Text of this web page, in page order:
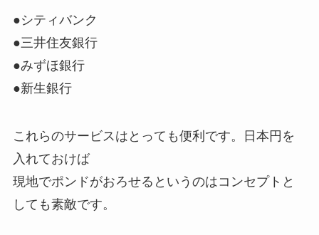
●シティバンク
●三井住友銀行
●みずほ銀行
●新生銀行
これらのサービスはとっても便利です。日本円を
入れておけば
現地でポンドがおろせるというのはコンセプトと
しても素敵です。